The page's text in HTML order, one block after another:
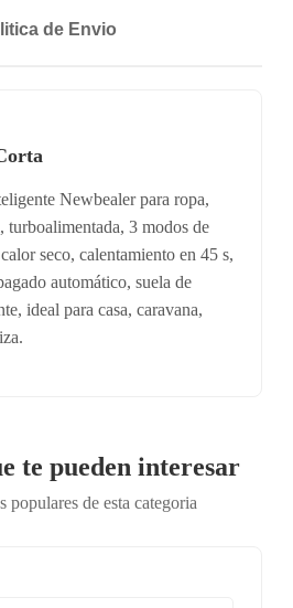
de Envio
Newbealer para ropa,
turboalimentada, 3 modos de
seco, calentamiento en 45 s,
automático, suela de
ideal para casa, caravana,
te pueden interesar
populares de esta categoria